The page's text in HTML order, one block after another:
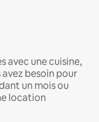
avec une cuisine,
besoin pour
un mois ou
location